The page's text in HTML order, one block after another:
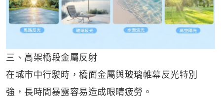
三、高架橋段金屬反射
在城市中行駛時，橋面金屬與玻璃帷幕反光特別
強，長時間暴露容易造成眼睛疲勞。